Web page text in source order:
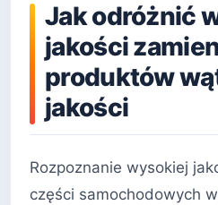
Jak odróżnić
jakości
produktów
jakości
Rozpoznanie wysokiej
części samochodowych